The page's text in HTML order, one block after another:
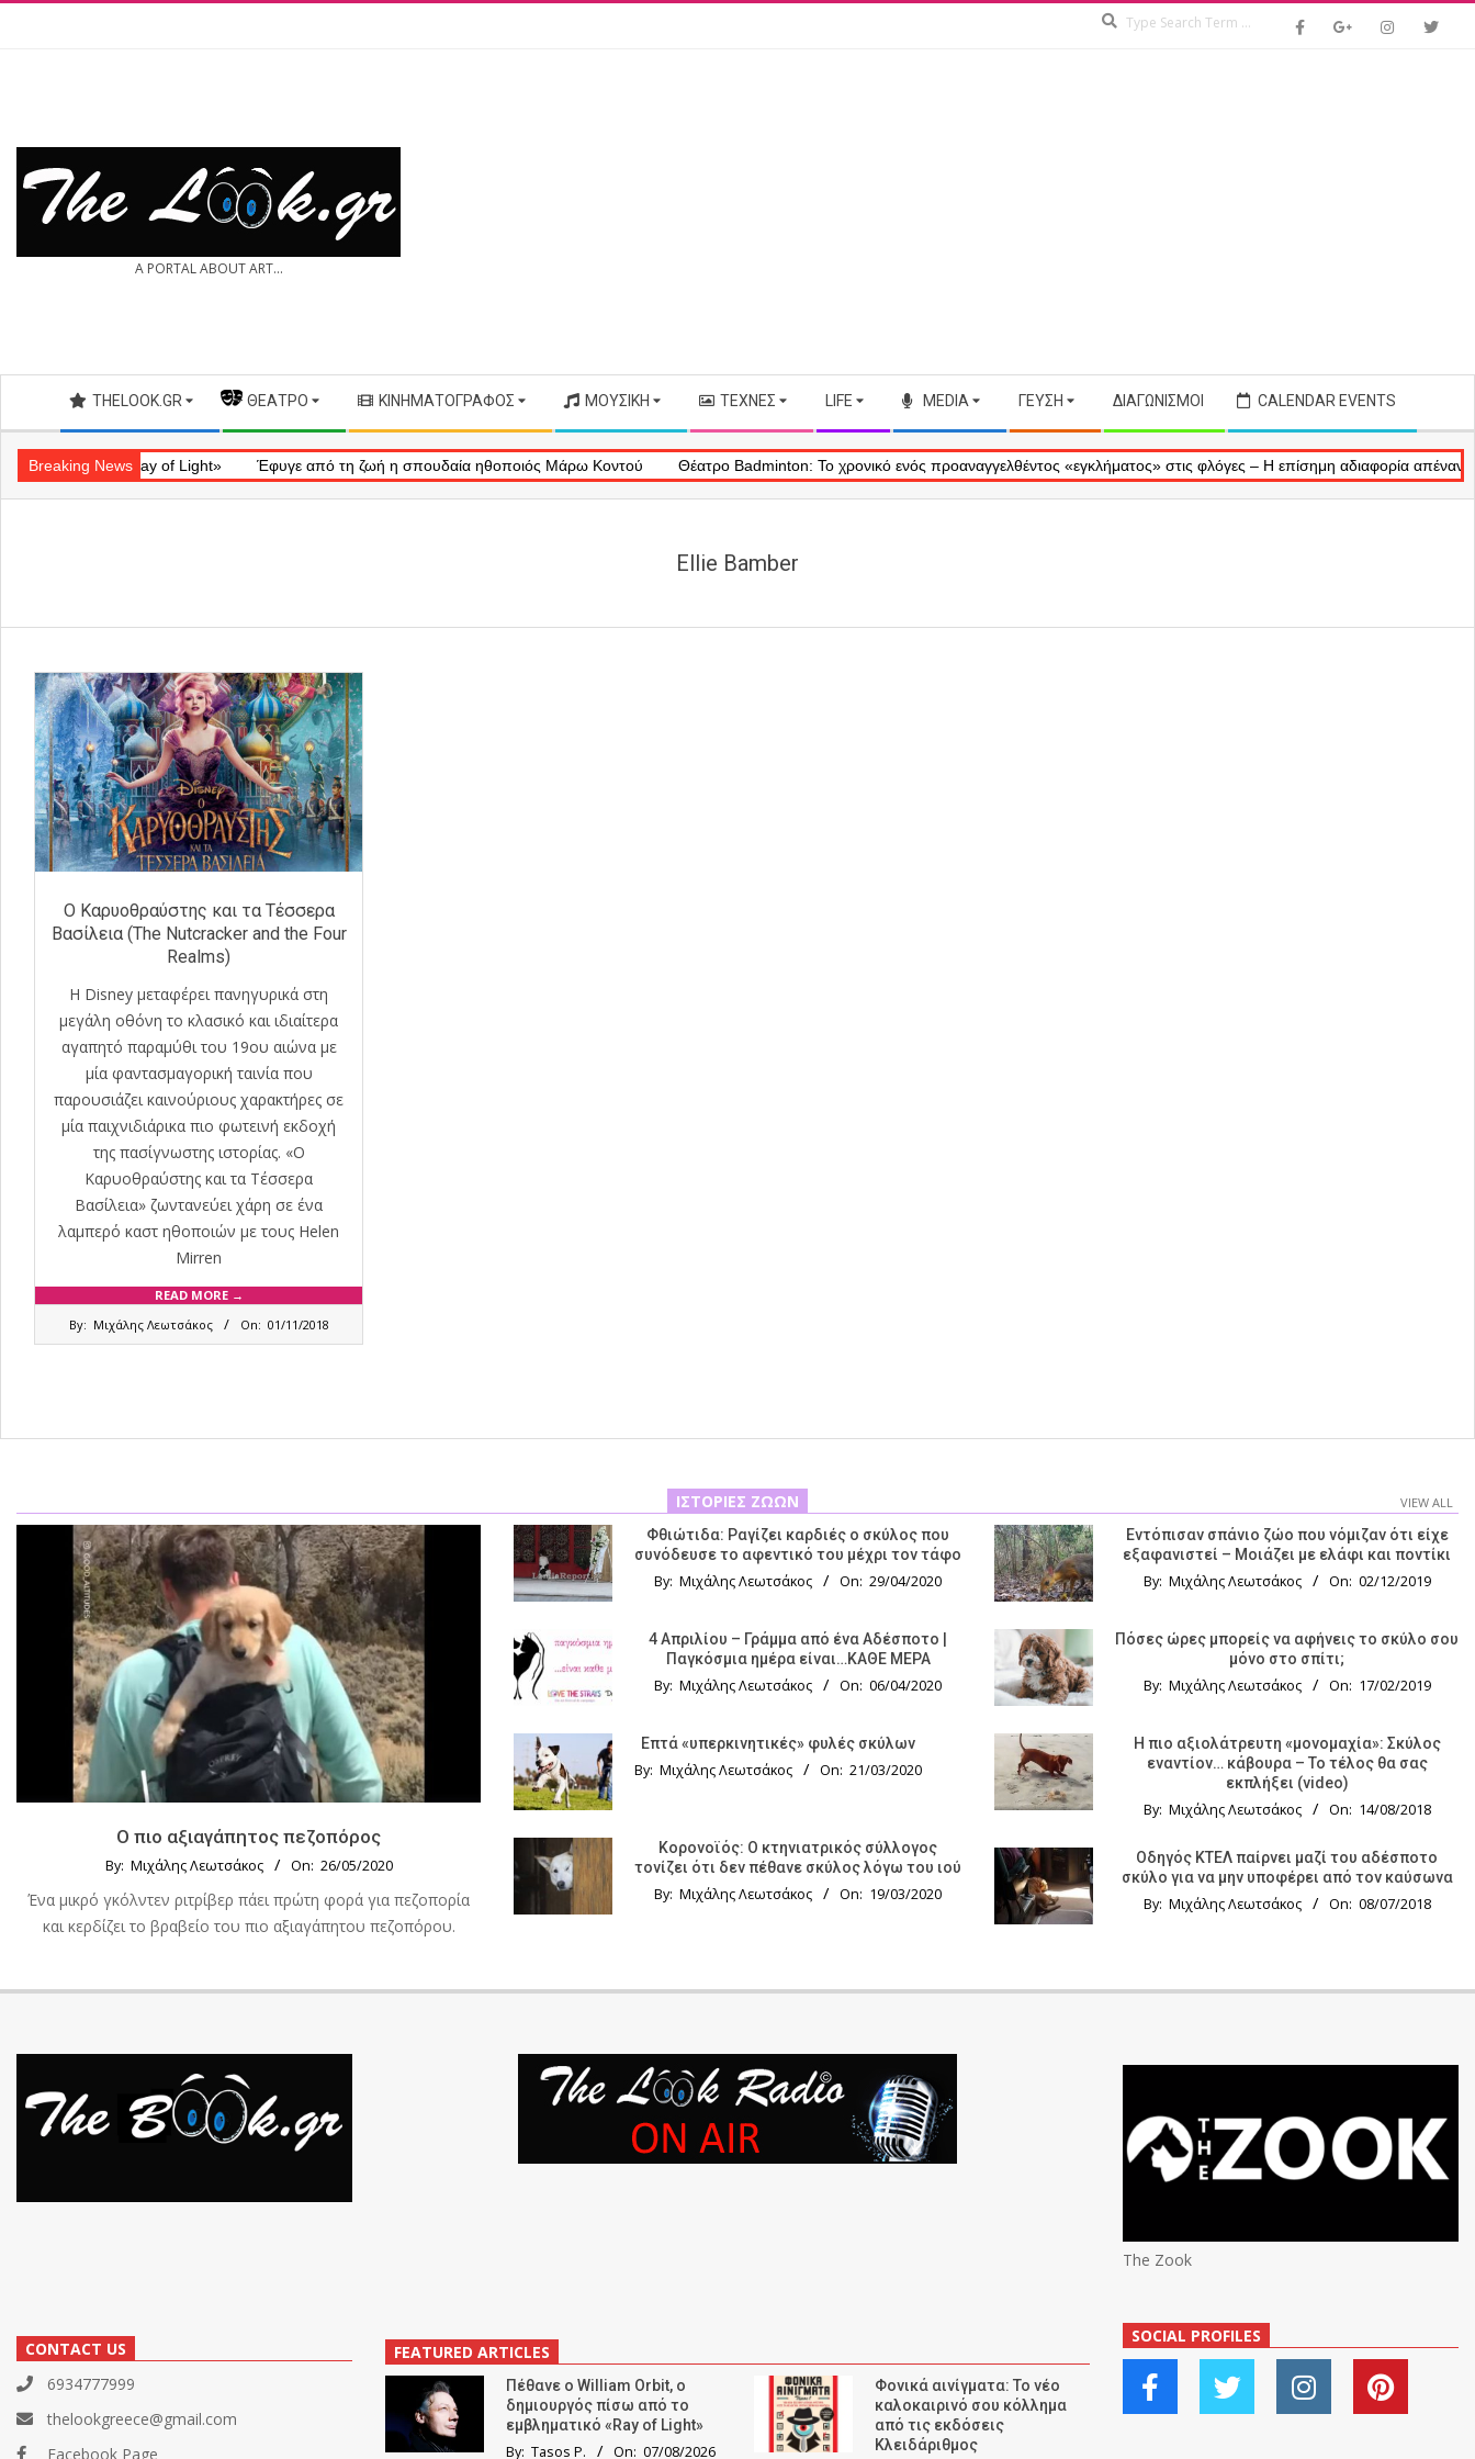
THE A PORTAL ABOUT ART...
Secondary
Navigation
Menu
THELOOK.GR — ΘΈΑΤΡΟ ΚΙΝΗΜΑΤΟΓΡΆΦΟΣ ΜΟΥΣΙΚΉ ΤΈΧΝΕΣ LIFE MEDIA ΓΕΎΣΗ ΔΙΑΓΩΝΙΣΜΟΊ CALENDAR EVENTS
Breaking News
«Ray of Light» Έφυγε από τη ζωή η σπουδαία ηθοποιός Μάρω Κοντού Θέατρο Badminton: Το χρονικό ενός προαναγγελθέντος «εγκλήματος» στις φλόγες – Η επίσημη αδιαφορία απέναντι στις
Ellie Bamber
Ο Καρυοθραύστης και τα Τέσσερα
Βασίλεια (The Nutcracker and the Four
Realms)
Η Disney μεταφέρει πανηγυρικά στη
μεγάλη οθόνη το κλασικό και ιδιαίτερα
αγαπητό παραμύθι του 19ου αιώνα με
μία φαντασμαγορική ταινία που
παρουσιάζει καινούριους χαρακτήρες σε
μία παιχνιδιάρικα πιο φωτεινή εκδοχή
της πασίγνωστης ιστορίας. «Ο
Καρυοθραύστης και τα Τέσσερα
Βασίλεια» ζωντανεύει χάρη σε ένα
λαμπερό καστ ηθοποιών με τους Helen
Mirren
READ MORE →
By: Μιχάλης Λεωτσάκος On: 01/11/2018
ΙΣΤΟΡΊΕΣ ΖΏΩΝ VIEW ALL
Ο πιο αξιαγάπητος πεζοπόρος
By: Μιχάλης Λεωτσάκος On: 26/05/2020
Ένα μικρό γκόλντεν ριτρίβερ πάει πρώτη φορά για πεζοπορία
και κερδίζει το βραβείο του πιο αξιαγάπητου πεζοπόρου.
Φθιώτιδα: Ραγίζει καρδιές ο σκύλος που
συνόδευσε το αφεντικό του μέχρι τον τάφο
By: Μιχάλης Λεωτσάκος On: 29/04/2020
4 Απριλίου – Γράμμα από ένα Αδέσποτο |
Παγκόσμια ημέρα είναι…ΚΑΘΕ ΜΕΡΑ
By: Μιχάλης Λεωτσάκος On: 06/04/2020
Επτά «υπερκινητικές» φυλές σκύλων
By: Μιχάλης Λεωτσάκος On: 21/03/2020
Κορονοϊός: Ο κτηνιατρικός σύλλογος
τονίζει ότι δεν πέθανε σκύλος λόγω του ιού
By: Μιχάλης Λεωτσάκος On: 19/03/2020
Εντόπισαν σπάνιο ζώο που νόμιζαν ότι είχε
εξαφανιστεί – Μοιάζει με ελάφι και ποντίκι
By: Μιχάλης Λεωτσάκος On: 02/12/2019
Πόσες ώρες μπορείς να αφήνεις το σκύλο σου
μόνο στο σπίτι;
By: Μιχάλης Λεωτσάκος On: 17/02/2019
Η πιο αξιολάτρευτη «μονομαχία»: Σκύλος
εναντίον… κάβουρα – Το τέλος θα σας
εκπλήξει (video)
By: Μιχάλης Λεωτσάκος On: 14/08/2018
Οδηγός KTΕΛ παίρνει μαζί του αδέσποτο
σκύλο για να μην υποφέρει από τον καύσωνα
By: Μιχάλης Λεωτσάκος On: 08/07/2018
CONTACT US
6934777999
thelookgreece@gmail.com
Facebook Page
FEATURED ARTICLES
Πέθανε ο William Orbit, ο
δημιουργός πίσω από το
εμβληματικό «Ray of Light»
By: Tasos P. On: 07/08/2026
Φονικά αινίγματα: Το νέο
καλοκαιρινό σου κόλλημα
από τις εκδόσεις
Κλειδάριθμος
The Zook
SOCIAL PROFILES